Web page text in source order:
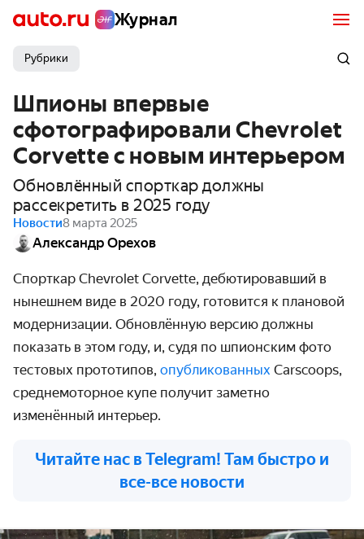
Журнал
Рубрики
Шпионы впервые
сфотографировали Chevrolet
Corvette с новым интерьером
Обновлённый спорткар должны
рассекретить в 2025 году
Новости8 марта 2025
Александр Орехов
Спорткар Chevrolet Corvette, дебютировавший в
нынешнем виде в 2020 году, готовится к плановой
модернизации. Обновлённую версию должны
показать в этом году, и, судя по шпионским фото
тестовых прототипов, опубликованных Carscoops,
среднемоторное купе получит заметно
изменённый интерьер.
Читайте нас в Telegram! Там быстро и
все-все новости